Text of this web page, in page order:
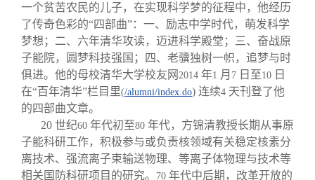
一个贫苦农民的儿子，在实现科学梦的征程中，他经历
了传奇色彩的“四部曲”：一、励志中学时代，萌发科学
梦想；二、六年清华攻读，迈进科学殿堂；三、奋战原
子能院，圆梦科技强国；四、老骥独树一帜，追梦与时
俱进。他的母校清华大学校友网 2014 年1 月 7 日至10 日
在“百年清华”栏目里(/alumni/index.do) 连续4 天刊登了他
的四部曲文章。
20 世纪60 年代初至80 年代，方锦清教授长期从事原
子能科研工作，积极参与或负责核领域有关稳定核素分
离技术、强流离子束输送物理、等离子体物理与技术等
相关国防科研项目的研究。
70 年代中后期，改革开放的